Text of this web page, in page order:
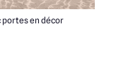
portes en décor